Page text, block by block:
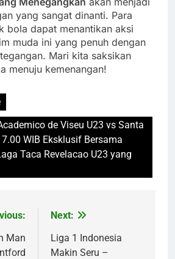
yang sangat dinanti. Para
bola dapat menantikan aksi
muda ini yang penuh dengan
Mari kita saksikan
menuju kemenangan!
de Viseu U23 vs Santa
WIB Eksklusif Bersama
Taca Revelacao U23 yang
Man
Next:
Liga 1 Indonesia
Makin Seru –